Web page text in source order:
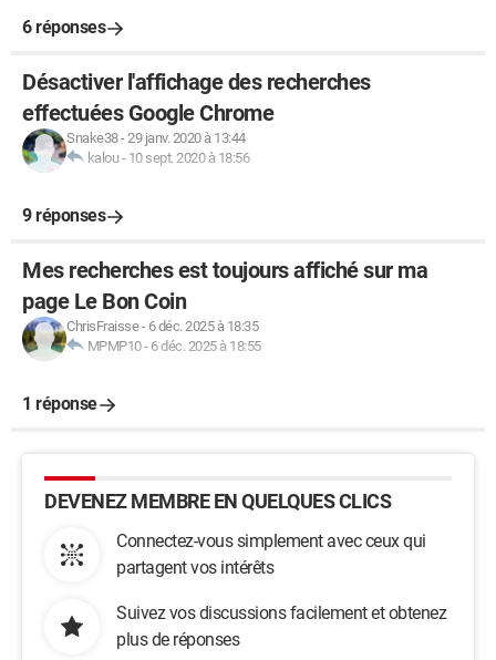
6 réponses
Désactiver l'affichage des recherches
effectuées Google Chrome
Snake38-29 janv. 2020 à 13:44
kalou- 10 sept. 2020 à 18:56
9 réponses
Mes recherches est toujours affiché sur ma
page Le Bon Coin
ChrisFraisse- 6 déc. 2025 à 18:35
MPMP10- 6 déc. 2025 à 18:55
1 réponse
DEVENEZ MEMBRE EN QUELQUES CLICS
Connectez-vous simplement avec ceux qui
partagent vos intérêts
Suivez vos discussions facilement et obtenez
plus de réponses